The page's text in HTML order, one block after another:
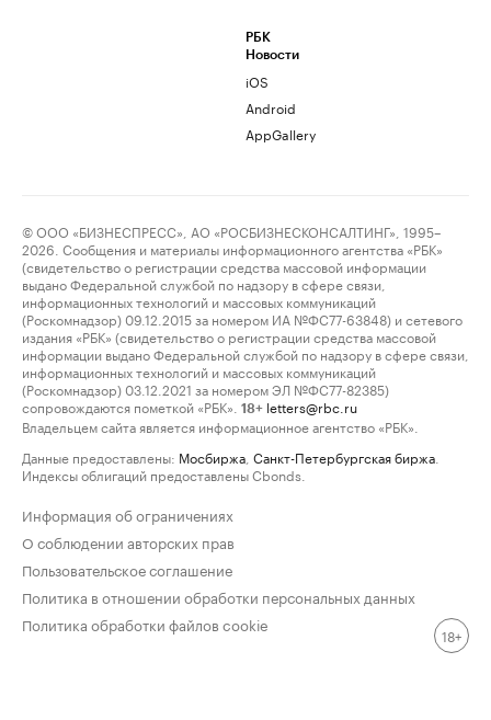
РБК
Новости
iOS
Android
AppGallery
© ООО «БИЗНЕСПРЕСС», АО «РОСБИЗНЕСКОНСАЛТИНГ», 1995–
2026. Сообщения и материалы информационного агентства «РБК»
(свидетельство о регистрации средства массовой информации
выдано Федеральной службой по надзору в сфере связи,
информационных технологий и массовых коммуникаций
(Роскомнадзор) 09.12.2015 за номером ИА №ФС77-63848) и сетевого
издания «РБК» (свидетельство о регистрации средства массовой
информации выдано Федеральной службой по надзору в сфере связи,
информационных технологий и массовых коммуникаций
(Роскомнадзор) 03.12.2021 за номером ЭЛ №ФС77-82385)
сопровождаются пометкой «РБК».
18+ letters@rbc.ru
Владельцем сайта является информационное агентство «РБК».
Данные предоставлены: Мосбиржа Санкт-Петербургская биржа
Индексы облигаций предоставлены Cbonds.
Информация об ограничениях
О соблюдении авторских прав
Пользовательское соглашение
Политика в отношении обработки персональных данных
Политика обработки файлов cookie
18+